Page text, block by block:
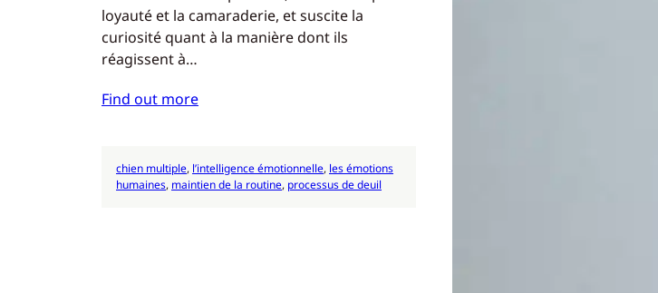
loyauté et la camaraderie, et suscite la
curiosité quant à la manière dont ils
réagissent à…
Find out more
chien multiple, l’intelligence émotionnelle, les émotions
humaines, maintien de la routine, processus de deuil